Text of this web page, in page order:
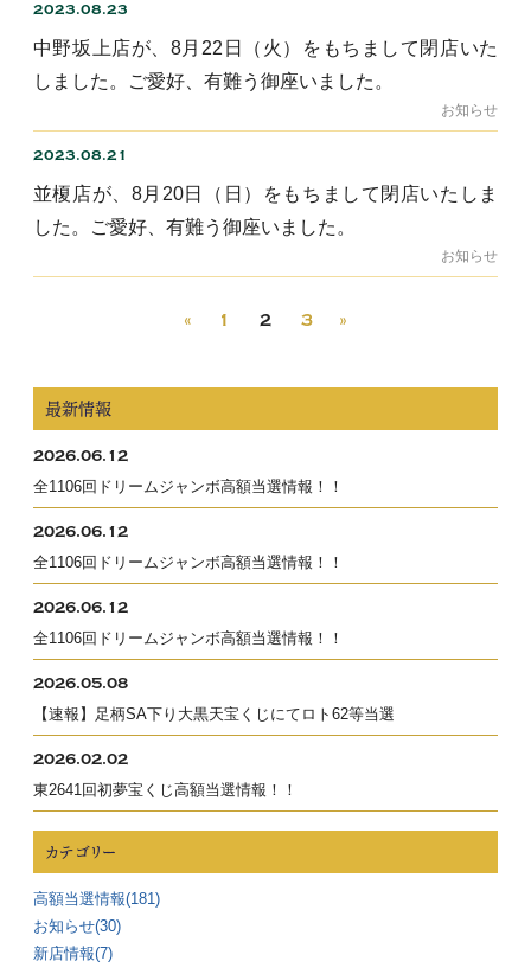
2023.08.23
中野坂上店が、8月22日（火）をもちまして閉店いた
しました。ご愛好、有難う御座いました。
お知らせ
2023.08.21
並榎店が、8月20日（日）をもちまして閉店いたしま
した。ご愛好、有難う御座いました。
お知らせ
« 1 2 3 »
最新情報
2026.06.12
全1106回ドリームジャンボ高額当選情報！！
2026.06.12
全1106回ドリームジャンボ高額当選情報！！
2026.06.12
全1106回ドリームジャンボ高額当選情報！！
2026.05.08
【速報】足柄SA下り大黒天宝くじにてロト62等当選
2026.02.02
東2641回初夢宝くじ高額当選情報！！
カテゴリー
高額当選情報(181)
お知らせ(30)
新店情報(7)